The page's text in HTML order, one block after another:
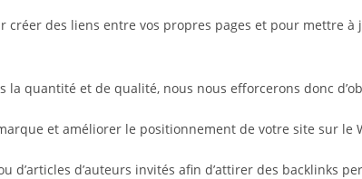
créer des liens entre vos propres pages et pour mettre
quantité et de qualité, nous nous efforcerons donc
et améliorer le positionnement de votre site sur le
d’articles d’auteurs invités afin d’attirer des backlinks